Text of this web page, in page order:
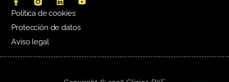
Política de cookies
Protección de datos
Aviso legal